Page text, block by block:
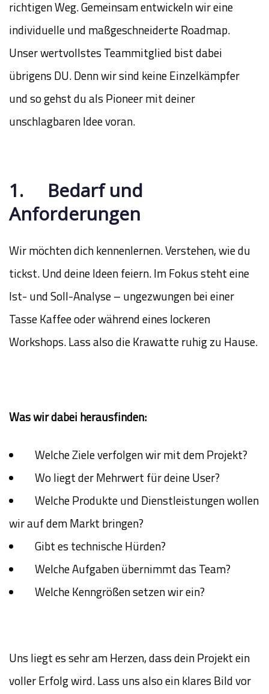
richtigen Weg. Gemeinsam entwickeln wir eine
individuelle und maßgeschneiderte Roadmap.
Unser wertvollstes Teammitglied bist dabei
übrigens DU. Denn wir sind keine Einzelkämpfer
und so gehst du als Pioneer mit deiner
unschlagbaren Idee voran.
1. Bedarf und
Anforderungen
Wir möchten dich kennenlernen. Verstehen, wie du
tickst. Und deine Ideen feiern. Im Fokus steht eine
Ist- und Soll-Analyse – ungezwungen bei einer
Tasse Kaffee oder während eines lockeren
Workshops. Lass also die Krawatte ruhig zu Hause.
Was wir dabei herausfinden:
Welche Ziele verfolgen wir mit dem Projekt?
Wo liegt der Mehrwert für deine User?
Welche Produkte und Dienstleistungen wollen
wir auf dem Markt bringen?
Gibt es technische Hürden?
Welche Aufgaben übernimmt das Team?
Welche Kenngrößen setzen wir ein?
Uns liegt es sehr am Herzen, dass dein Projekt ein
voller Erfolg wird. Lass uns also ein klares Bild vor